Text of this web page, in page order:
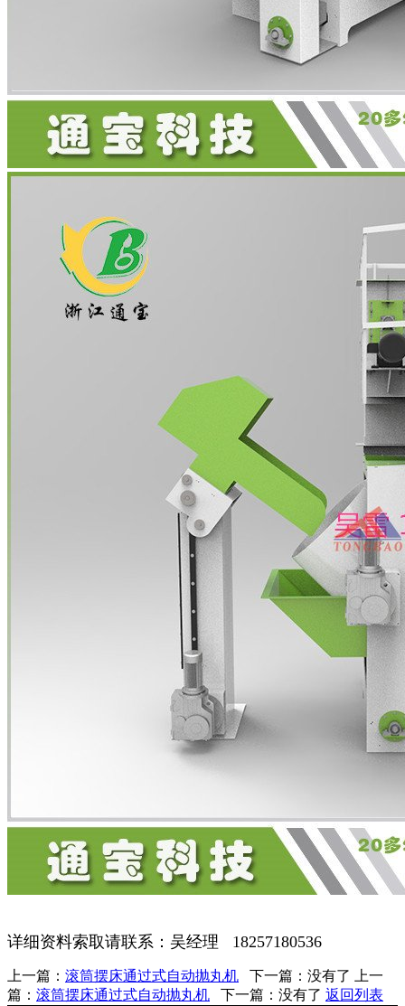
详细资料索取请联系：吴经理 18257180536
上一篇： 滚筒摆床通过式自动抛丸机 下一篇：没有了 上一
篇： 滚筒摆床通过式自动抛丸机 下一篇：没有了 返回列表